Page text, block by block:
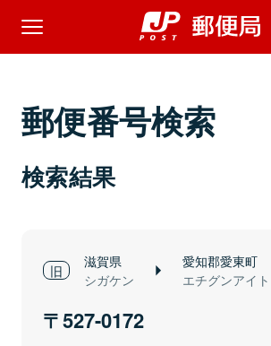
郵便番号検索
検索結果
滋賀県
シガケン
愛知郡愛東町
エチグンアイ
527-0172